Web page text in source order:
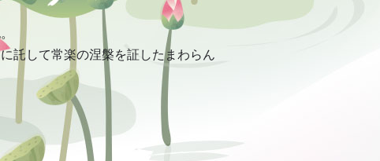
託して常楽の涅槃を証したまわらん